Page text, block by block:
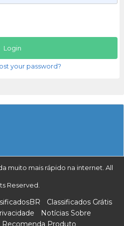
your password?
muito mais rápido na internet. All
Reserved.
Classificados Grátis
Notícias Sobre
Recomenda Produto